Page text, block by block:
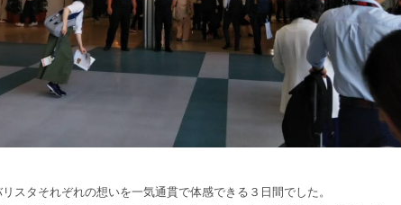
スタそれぞれの想いを一気通貫で体感できる３日間でした。